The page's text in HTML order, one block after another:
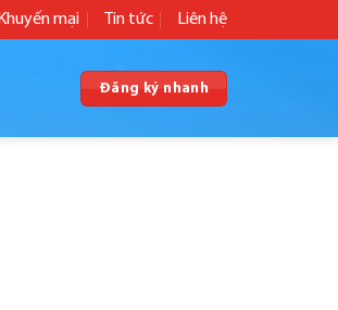
Khuyến mại Tin tức Liên hệ
Đăng ký nhanh